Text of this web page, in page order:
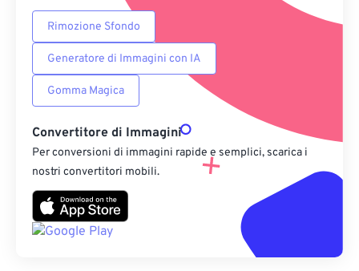
Rimozione Sfondo
Generatore di Immagini con IA
Gomma Magica
Convertitore di Immagini
Per conversioni di immagini rapide e semplici, scarica i
nostri convertitori mobili.